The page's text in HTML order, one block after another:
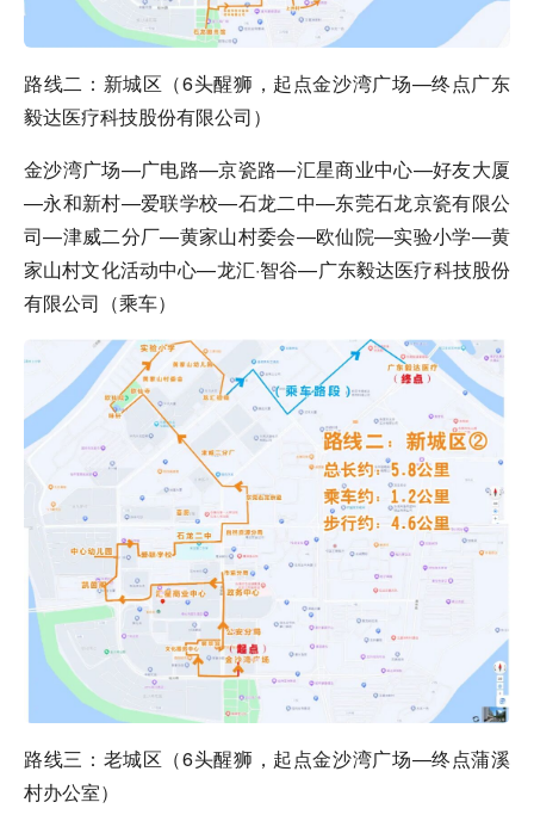
路线二：新城区（6头醒狮，起点金沙湾广场—终点广东
毅达医疗科技股份有限公司）
金沙湾广场—广电路—京瓷路—汇星商业中心—好友大厦
—永和新村—爱联学校—石龙二中—东莞石龙京瓷有限公
司—津威二分厂—黄家山村委会—欧仙院—实验小学—黄
家山村文化活动中心—龙汇·智谷—广东毅达医疗科技股份
有限公司（乘车）
路线三：老城区（6头醒狮，起点金沙湾广场—终点蒲溪
村办公室）